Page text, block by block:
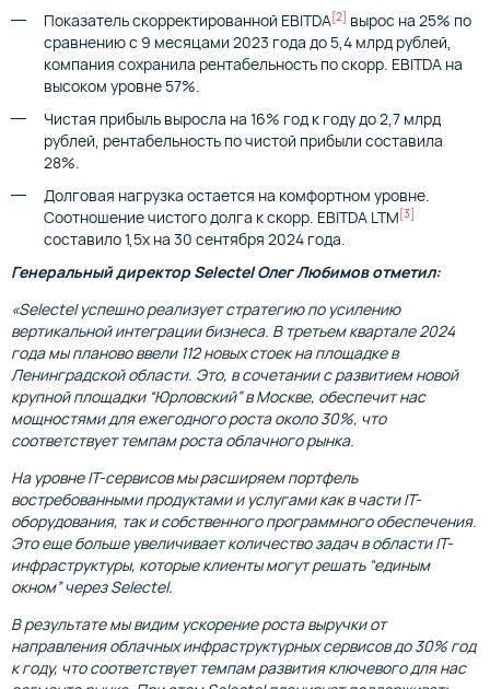
Показатель скорректированной EBITDA[2] вырос на 25% по
сравнению с 9 месяцами 2023 года до 5,4 млрд рублей,
компания сохранила рентабельность по скорр. EBITDA на
высоком уровне 57%.
Чистая прибыль выросла на 16% год к году до 2,7 млрд
рублей, рентабельность по чистой прибыли составила
28%.
Долговая нагрузка остается на комфортном уровне.
Соотношение чистого долга к скорр. EBITDA LTM [3]
составило 1,5х на 30 сентября 2024 года.
Генеральный директор Selectel Олег Любимов отметил:
«Selectel успешно реализует стратегию по усилению
вертикальной интеграции бизнеса. В третьем квартале 2024
года мы планово ввели 112 новых стоек на площадке в
Ленинградской области. Это, в сочетании с развитием новой
крупной площадки “Юрловский” в Москве, обеспечит нас
мощностями для ежегодного роста около 30%, что
соответствует темпам роста облачного рынка.
На уровне IT-сервисов мы расширяем портфель
востребованными продуктами и услугами как в части IT-
оборудования, так и собственного программного обеспечения.
Это еще больше увеличивает количество задач в области IT-
инфраструктуры, которые клиенты могут решать “единым
окном” через Selectel.
В результате мы видим ускорение роста выручки от
направления облачных инфраструктурных сервисов до 30% год
к году, что соответствует темпам развития ключевого для нас